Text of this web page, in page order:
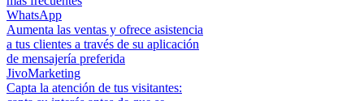
WhatsApp
Aumenta las ventas y ofrece asistencia
a tus clientes a través de su aplicación
de mensajería preferida
JivoMarketing
Capta la atención de tus visitantes: